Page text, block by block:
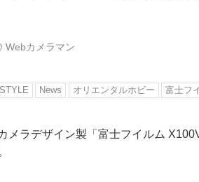
Webカメラマン
News オリエンタルホビー 富士フ
メラデザイン製「富士フイルム